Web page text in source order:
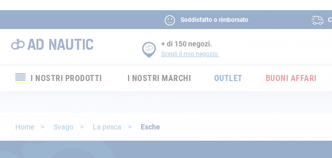
Soddisfatto o rimborsato
+ di 150 negozi.
Scegli il mio negozio.
I NOSTRI PRODOTTI
Elettricità
I NOSTRI MARCHI OUTLET BUONI AFFARI
Home Svago La pesca Esche